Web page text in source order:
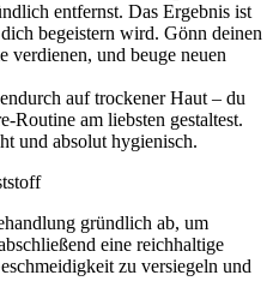
entfernst. Das Ergebnis ist
begeistern wird. Gönn deinen
verdienen, und beuge neuen
auf trockener Haut – du
Routine am liebsten gestaltest.
und absolut hygienisch.
gründlich ab, um
eine reichhaltige
zu versiegeln und